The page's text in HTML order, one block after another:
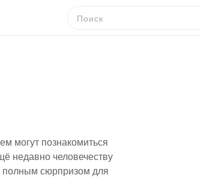
могут познакомиться
недавно человечеству
полным сюрпризом для